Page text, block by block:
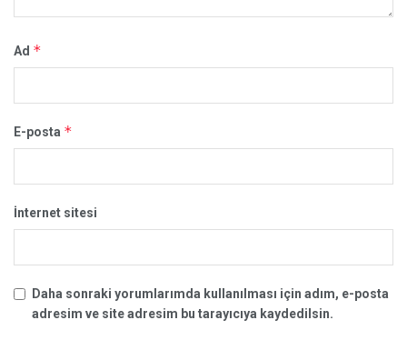
Ad *
E-posta *
İnternet sitesi
Daha sonraki yorumlarımda kullanılması için adım, e-posta
adresim ve site adresim bu tarayıcıya kaydedilsin.